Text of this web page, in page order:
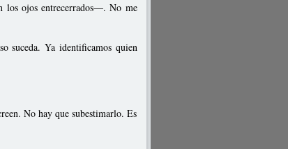
los ojos entrecerrados—. No me
suceda. Ya identificamos quien
No hay que subestimarlo. Es